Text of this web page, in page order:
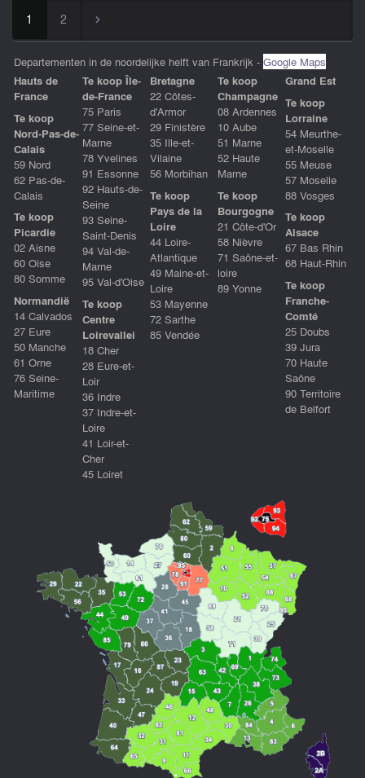
1 2 ▻
Departementen in de noordelijke helft van Frankrijk - Google Maps
Hauts de
France
Te koop
Nord-Pas-de-
Calais
59 Nord
62 Pas-de-
Calais
Te koop
Picardie
02 Aisne
60 Oise
80 Somme
Normandië
14 Calvados
27 Eure
50 Manche
61 Orne
76 Seine-
Maritime
Te koop Île-
de-France
75 Paris
77 Seine-et-
Marne
78 Yvelines
91 Essonne
92 Hauts-de-
Seine
93 Seine-
Saint-Denis
94 Val-de-
Marne
95 Val-d'Oise
Te koop
Centre
Loirevallei
18 Cher
28 Eure-et-
Loir
36 Indre
37 Indre-et-
Loire
41 Loir-et-
Cher
45 Loiret
Bretagne
22 Côtes-
d'Armor
29 Finistère
35 Ille-et-
Vilaine
56 Morbihan
Te koop
Pays de la
Loire
44 Loire-
Atlantique
49 Maine-et-
Loire
53 Mayenne
72 Sarthe
85 Vendée
Te koop
Champagne
08 Ardennes
10 Aube
51 Marne
52 Haute
Marne
Te koop
Bourgogne
21 Côte-d'Or
58 Nièvre
71 Saône-et-
loire
89 Yonne
Grand Est
Te koop
Lorraine
54 Meurthe-
et-Moselle
55 Meuse
57 Moselle
88 Vosges
Te koop
Alsace
67 Bas Rhin
68 Haut-Rhin
Te koop
Franche-
Comté
25 Doubs
39 Jura
70 Haute
Saône
90 Territoire
de Belfort